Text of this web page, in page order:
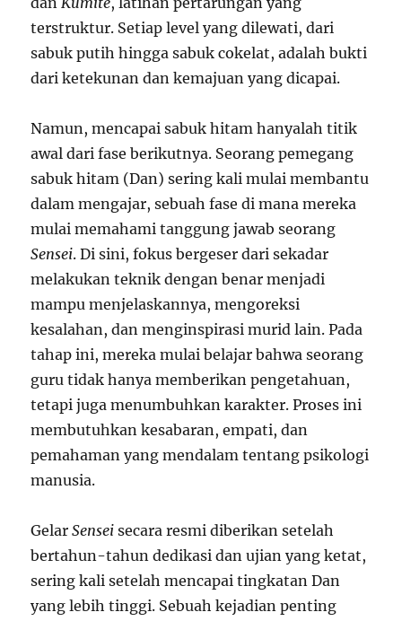
terstruktur. Setiap level yang dilewati, dari
sabuk putih hingga sabuk cokelat, adalah bukti
dari ketekunan dan kemajuan yang dicapai.
Namun, mencapai sabuk hitam hanyalah titik
awal dari fase berikutnya. Seorang pemegang
sabuk hitam (Dan) sering kali mulai membantu
dalam mengajar, sebuah fase di mana mereka
mulai memahami tanggung jawab seorang
Sensei. Di sini, fokus bergeser dari sekadar
melakukan teknik dengan benar menjadi
mampu menjelaskannya, mengoreksi
kesalahan, dan menginspirasi murid lain. Pada
tahap ini, mereka mulai belajar bahwa seorang
guru tidak hanya memberikan pengetahuan,
tetapi juga menumbuhkan karakter. Proses ini
membutuhkan kesabaran, empati, dan
pemahaman yang mendalam tentang psikologi
manusia.
GelarSensei secara resmi diberikan setelah
bertahun-tahun dedikasi dan ujian yang ketat,
sering kali setelah mencapai tingkatan Dan
yang lebih tinggi. Sebuah kejadian penting